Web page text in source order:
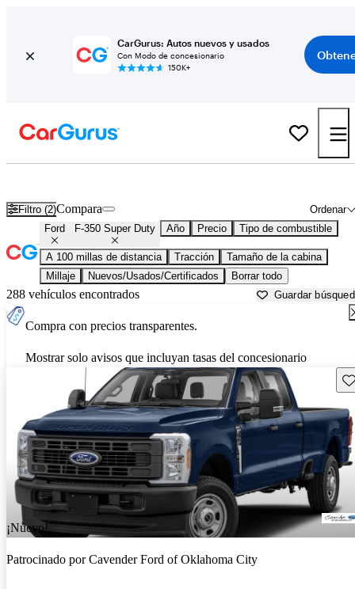
CarGurus: Autos nuevos y usados
Con Modo de concesionario
150K+
Filtro (2) Ordenar
Compara
Ford F-350 Super Duty Año Precio Tipo de combustible
A 100 millas de distancia Tracción
Tamaño de la cabina
Millaje
Nuevos/Usados/Certificados Borrar todo
288 vehículos encontrados Guardar
Compra con precios transparentes.
Mostrar solo avisos que incluyan tasas del concesionario
¡Nuevo!
Patrocinado porCavender Ford of Oklahoma City